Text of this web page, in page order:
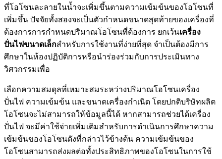
ที่โอโซนละลายในน้ำจะเพิ่มขึ้นตามความเข้มข้นของโอโซนที่
เพิ่มขึ้น ปัจจัยทั้งสองจะเป็นตัวกำหนดขนาดสุดท้ายของเครื่องที่
ต้องการการกำหนดปริมาณโอโซนที่ต้องการ ยกเว้นเครื่อง
ปั่นไฟขนาดเล็กสำหรับการใช้งานที่ง่ายที่สุด จำเป็นต้องมีการ
ศึกษาในห้องปฏิบัติการหรือนำร่องร่วมกับการประเมินทาง
วิศวกรรมเพื่อ
เลือกความสมดุลที่เหมาะสมระหว่างปริมาณโอโซนเครื่อง
ปั่นไฟ ความเข้มข้น และขนาดเครื่องกำเนิด โดยปกติบริษัทผลิต
โอโซนจะไม่สามารถให้ข้อมูลนี้ได้ หากสามารถช่วยได้เครื่อง
ปั่นไฟ จะมีค่าใช้จ่ายเพิ่มเติมสำหรับการดำเนินการศึกษาความ
เข้มข้นของโอโซนดังที่กล่าวไว้ข้างต้น ความเข้มข้นของ
โอโซนสามารถส่งผลต่อทั้งประสิทธิภาพของโอโซนในการใช้